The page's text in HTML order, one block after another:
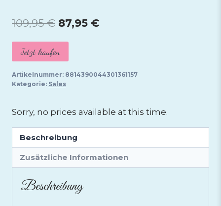
109,95€ Ursprünglicher
Preis
war:
109,95 €
87,95 €
87,95 €.
Jetzt kaufen
Artikelnummer: 8814390044301361157
Kategorie: Sales
Sorry, no prices available at this time.
Beschreibung
Zusätzliche Informationen
Beschreibung